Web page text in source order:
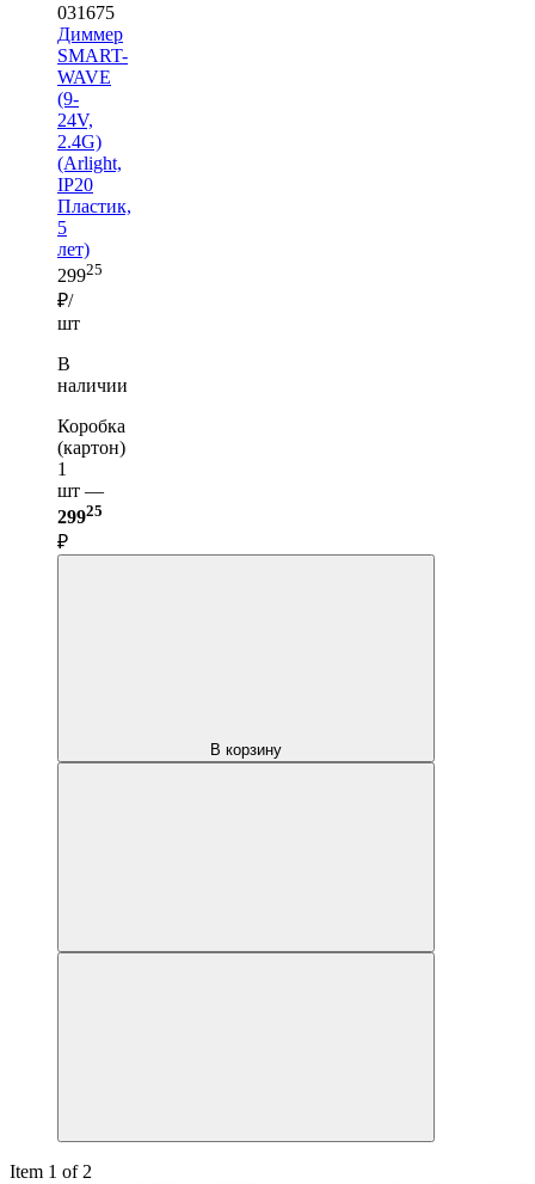
031675
Диммер
SMART-
WAVE
(9-
24V,
2.4G)
(Arlight,
IP20
Пластик,
5
лет)
29925
₽/
шт
В
наличии
Коробка
(картон)
1
шт —
29925
₽
В корзину
Item 1 of 2